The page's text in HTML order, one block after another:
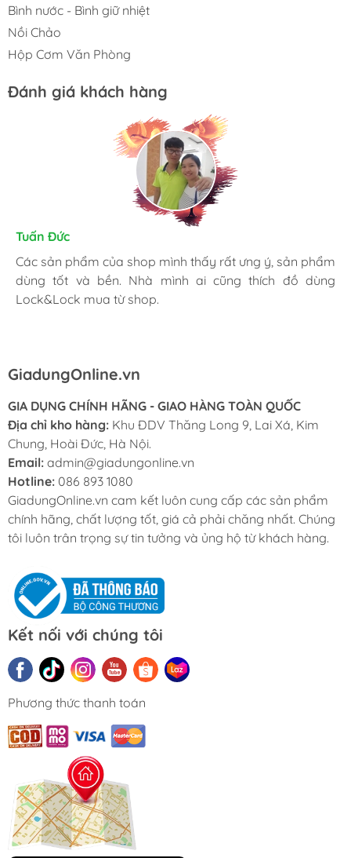
Bình nước - Bình giữ nhiệt
Nồi Chảo
Hộp Cơm Văn Phòng
Đánh giá khách hàng
Kim Chung
Mình thấy hài lòng với các sản phẩm đã mua ở
GiadungOnline.vn . Các sản phẩm của shop đều chính
hãng, giá cũng được triết khấu tốt. Nhân viên nhiệt tình,
Tuấn Đức
Các sản phẩm của shop mình thấy rất ưng ý, sản phẩm
dùng tốt và bền. Nhà mình ai cũng thích đồ dùng
Lock&Lock mua từ shop.
Trần Huệ
Mình hay vào website và order mặt hàng mình cần.
Shop nhiệt tình, giao nhanh, giá tốt và đặc biệt sản
phẩm chính hãng làm mình yên tâm nhất.
GiadungOnline.vn
GIA DỤNG CHÍNH HÃNG - GIAO HÀNG TOÀN QUỐC
Địa chỉ kho hàng: Khu ĐDV Thăng Long 9, Lai Xá, Kim
Chung, Hoài Đức, Hà Nội.
Email: admin@giadungonline.vn
Hotline: 086 893 1080
GiadungOnline.vn cam kết luôn cung cấp các sản phẩm
chính hãng, chất lượng tốt, giá cả phải chăng nhất. Chúng
tôi luôn trân trọng sự tin tưởng và ủng hộ từ khách hàng.
Kết nối với chúng tôi
Phương thức thanh toán